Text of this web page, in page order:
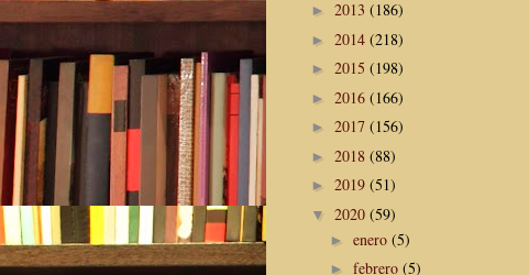
► 2013 (186)
► 2014 (218)
► 2015 (198)
► 2016 (166)
► 2017 (156)
► 2018 (88)
► 2019 (51)
▼ 2020 (59)
► enero (5)
► febrero (5)